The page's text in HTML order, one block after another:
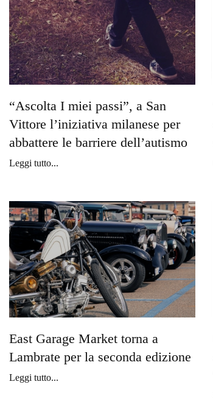
“Ascolta I miei passi”, a San
Vittore l’iniziativa milanese per
abbattere le barriere dell’autismo
Leggi tutto...
East Garage Market torna a
Lambrate per la seconda edizione
Leggi tutto...